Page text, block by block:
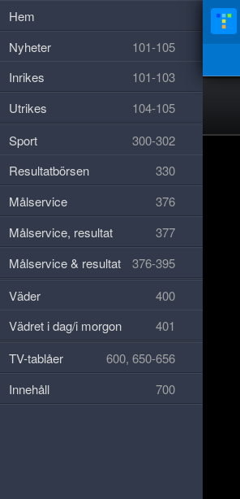
Hem
Nyheter
101-105
Inrikes
101-103
Utrikes
104-105
Sport
300-302
Resultatbörsen
330
Målservice
376
Målservice, resultat
377
Målservice & resultat
376-395
Väder
400
Vädret i dag/i morgon
401
TV-tablåer
600, 650-656
Innehåll
700